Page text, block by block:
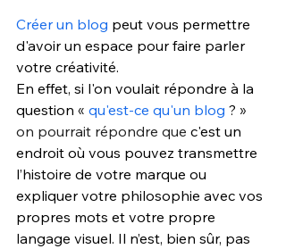
Créer un blog peut vous permettre
d'avoir un espace pour faire parler
votre créativité.
En effet, si l'on voulait répondre à la
question « qu'est-ce qu'un blog ? »
on pourrait répondre que c'est un
endroit où vous pouvez transmettre
l’histoire de votre marque ou
expliquer votre philosophie avec vos
propres mots et votre propre
langage visuel. Il n’est, bien sûr, pas